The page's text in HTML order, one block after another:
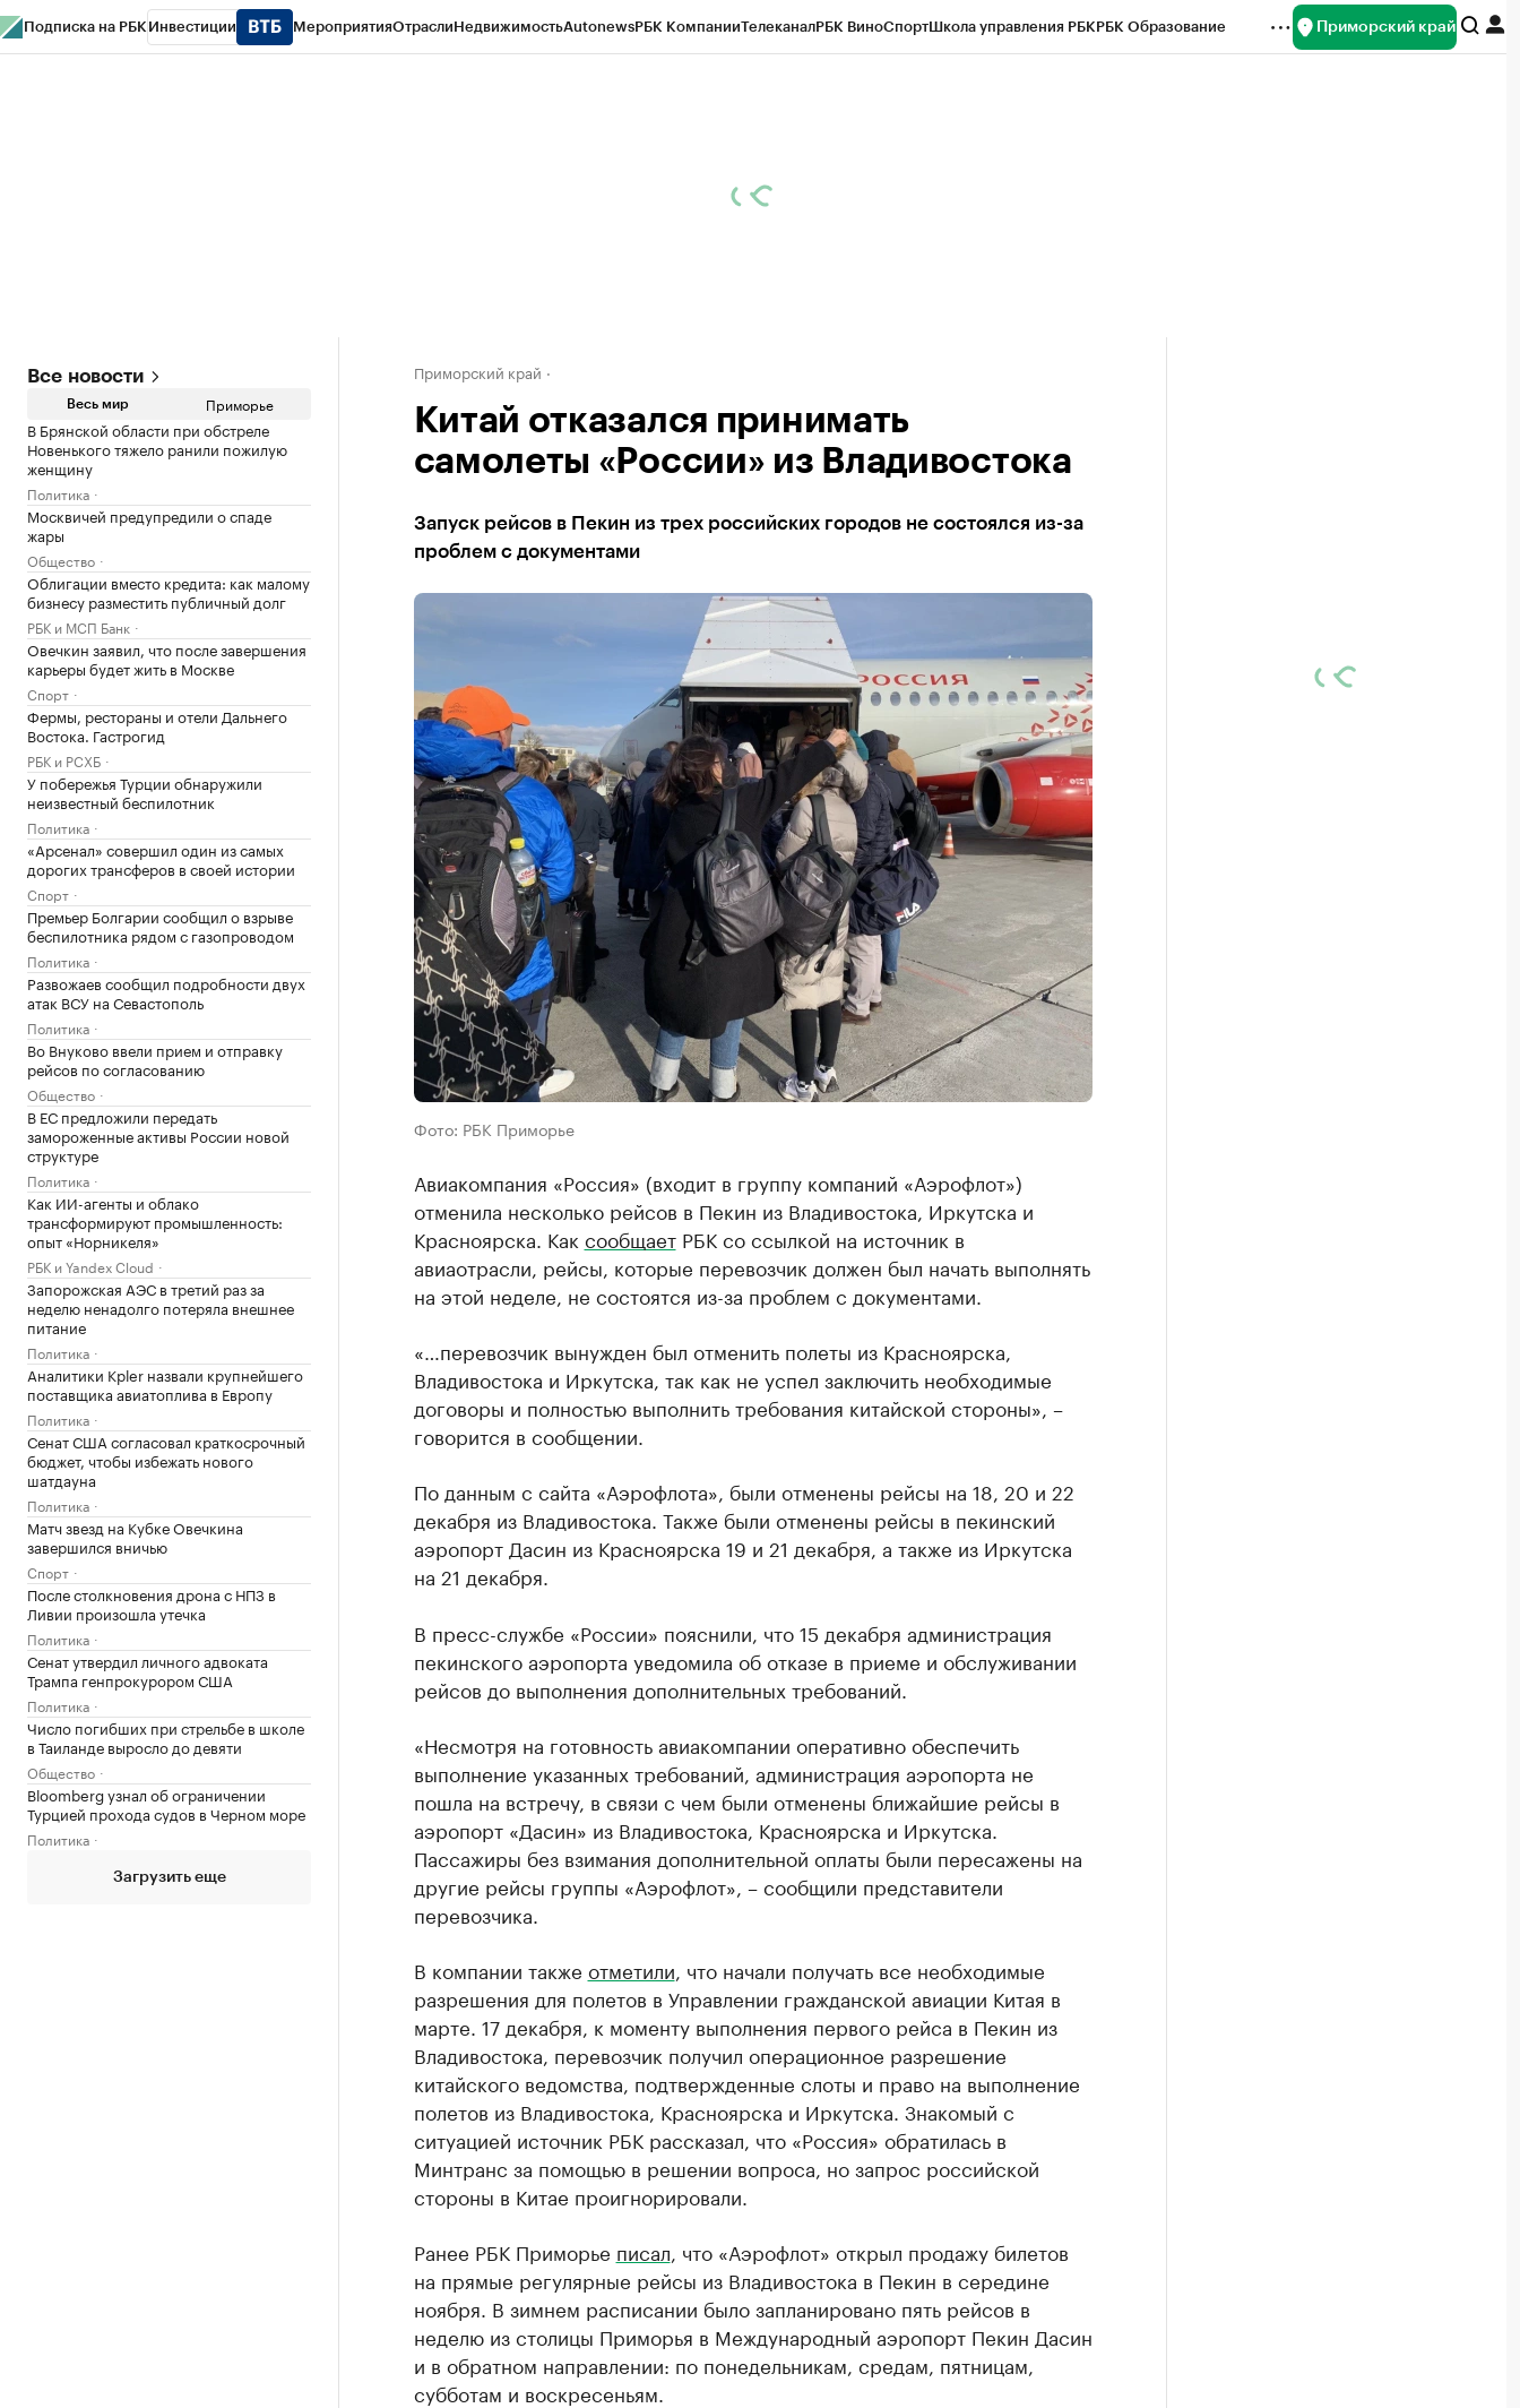
Подписка на РБК Инвестиции МероприятияОтраслиНедвижимостьAutonewsРБК КомпанииТелеканалРБК ВиноСпортШкола управления РБКРБК Образование Приморский край
Все новости
Весь мир Приморье
В Брянской области при обстреле
Новенького тяжело ранили пожилую
женщину
Политика
Москвичей предупредили о спаде
жары
Общество
Облигации вместо кредита: как малому
бизнесу разместить публичный долг
РБК и МСП Банк
Овечкин заявил, что после завершения
карьеры будет жить в Москве
Спорт
Фермы, рестораны и отели Дальнего
Востока. Гастрогид
РБК и РСХБ
У побережья Турции обнаружили
неизвестный беспилотник
Политика
«Арсенал» совершил один из самых
дорогих трансферов в своей истории
Спорт
Премьер Болгарии сообщил о взрыве
беспилотника рядом с газопроводом
Политика
Развожаев сообщил подробности двух
атак ВСУ на Севастополь
Политика
Во Внуково ввели прием и отправку
рейсов по согласованию
Общество
В ЕС предложили передать
замороженные активы России новой
структуре
Политика
Как ИИ-агенты и облако
трансформируют промышленность:
опыт «Норникеля»
РБК и Yandex Cloud
Запорожская АЭС в третий раз за
неделю ненадолго потеряла внешнее
питание
Политика
Аналитики Kpler назвали крупнейшего
поставщика авиатоплива в Европу
Политика
Сенат США согласовал краткосрочный
бюджет, чтобы избежать нового
шатдауна
Политика
Матч звезд на Кубке Овечкина
завершился вничью
Спорт
После столкновения дрона с НПЗ в
Ливии произошла утечка
Политика
Сенат утвердил личного адвоката
Трампа генпрокурором США
Политика
Число погибших при стрельбе в школе
в Таиланде выросло до девяти
Общество
Bloomberg узнал об ограничении
Турцией прохода судов в Черном море
Политика
Загрузить еще
Приморский край
Китай отказался принимать
самолеты «России» из Владивостока
Запуск рейсов в Пекин из трех российских городов не состоялся из-за
проблем с документами
Фото: РБК Приморье
Авиакомпания «Россия» (входит в группу компаний «Аэрофлот»)
отменила несколько рейсов в Пекин из Владивостока, Иркутска и
Красноярска. Как сообщаетРБК со ссылкой на источник в
авиаотрасли, рейсы, которые перевозчик должен был начать выполнять
на этой неделе, не состоятся из-за проблем с документами.
«…перевозчик вынужден был отменить полеты из Красноярска,
Владивостока и Иркутска, так как не успел заключить необходимые
договоры и полностью выполнить требования китайской стороны», –
говорится в сообщении.
По данным с сайта «Аэрофлота», были отменены рейсы на 18, 20 и 22
декабря из Владивостока. Также были отменены рейсы в пекинский
аэропорт Дасин из Красноярска 19 и 21 декабря, а также из Иркутска
на 21 декабря.
В пресс-службе «России» пояснили, что 15 декабря администрация
пекинского аэропорта уведомила об отказе в приеме и обслуживании
рейсов до выполнения дополнительных требований.
«Несмотря на готовность авиакомпании оперативно обеспечить
выполнение указанных требований, администрация аэропорта не
пошла на встречу, в связи с чем были отменены ближайшие рейсы в
аэропорт «Дасин» из Владивостока, Красноярска и Иркутска.
Пассажиры без взимания дополнительной оплаты были пересажены на
другие рейсы группы «Аэрофлот», – сообщили представители
перевозчика.
В компании также отметили , что начали получать все необходимые
разрешения для полетов в Управлении гражданской авиации Китая в
марте. 17 декабря, к моменту выполнения первого рейса в Пекин из
Владивостока, перевозчик получил операционное разрешение
китайского ведомства, подтвержденные слоты и право на выполнение
полетов из Владивостока, Красноярска и Иркутска. Знакомый с
ситуацией источник РБК рассказал, что «Россия» обратилась в
Минтранс за помощью в решении вопроса, но запрос российской
стороны в Китае проигнорировали.
Ранее РБК Приморье писал , что «Аэрофлот» открыл продажу билетов
на прямые регулярные рейсы из Владивостока в Пекин в середине
ноября. В зимнем расписании было запланировано пять рейсов в
неделю из столицы Приморья в Международный аэропорт Пекин Дасин
и в обратном направлении: по понедельникам, средам, пятницам,
субботам и воскресеньям.